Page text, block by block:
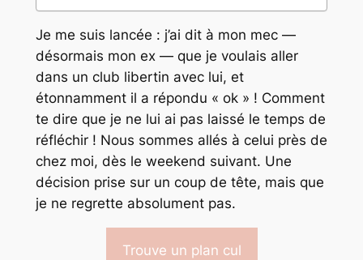
Je me suis lancée : j’ai dit à mon mec —
désormais mon ex — que je voulais aller
dans un club libertin avec lui, et
étonnamment il a répondu « ok » ! Comment
te dire que je ne lui ai pas laissé le temps de
réfléchir ! Nous sommes allés à celui près de
chez moi, dès le weekend suivant. Une
décision prise sur un coup de tête, mais que
je ne regrette absolument pas.
Trouve un plan cul